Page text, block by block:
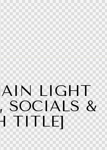
LIGHT
SOCIALS &
TITLE]